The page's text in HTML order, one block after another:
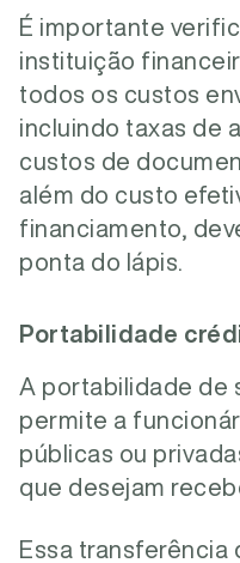
É importante
instituição
todos os custos
incluindo taxas de
custos de
além do custo
financiamento,
ponta do lápis.
Portabilidade
A portabilidade de
permite a
públicas ou
que desejam
Essa transferência